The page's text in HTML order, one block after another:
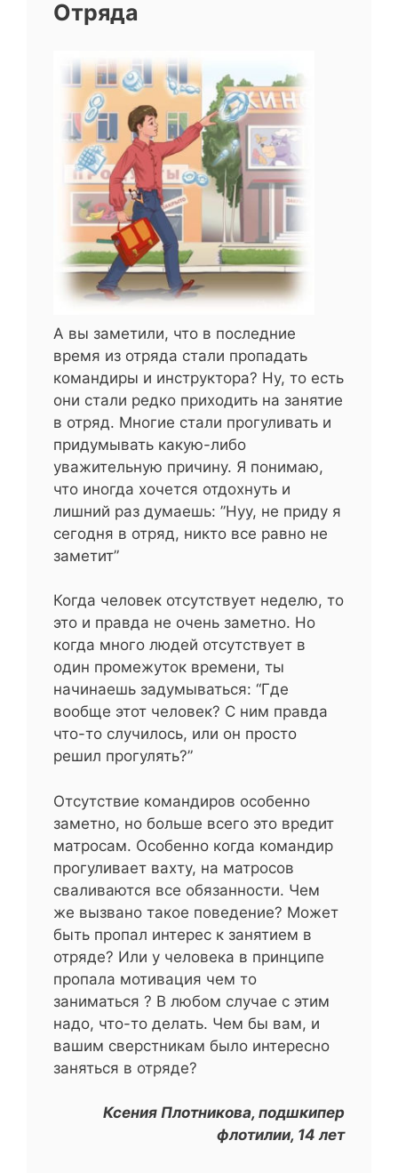
Отряда
А вы заметили, что в последние
время из отряда стали пропадать
командиры и инструктора? Ну, то есть
они стали редко приходить на занятие
в отряд. Многие стали прогуливать и
придумывать какую-либо
уважительную причину. Я понимаю,
что иногда хочется отдохнуть и
лишний раз думаешь: ”Нуу, не приду я
сегодня в отряд, никто все равно не
заметит”
Когда человек отсутствует неделю, то
это и правда не очень заметно. Но
когда много людей отсутствует в
один промежуток времени, ты
начинаешь задумываться: “Где
вообще этот человек? С ним правда
что-то случилось, или он просто
решил прогулять?”
Отсутствие командиров особенно
заметно, но больше всего это вредит
матросам. Особенно когда командир
прогуливает вахту, на матросов
сваливаются все обязанности. Чем
же вызвано такое поведение? Может
быть пропал интерес к занятием в
отряде? Или у человека в принципе
пропала мотивация чем то
заниматься ? В любом случае с этим
надо, что-то делать. Чем бы вам, и
вашим сверстникам было интересно
заняться в отряде?
Ксения Плотникова, подшкипер
флотилии, 14 лет